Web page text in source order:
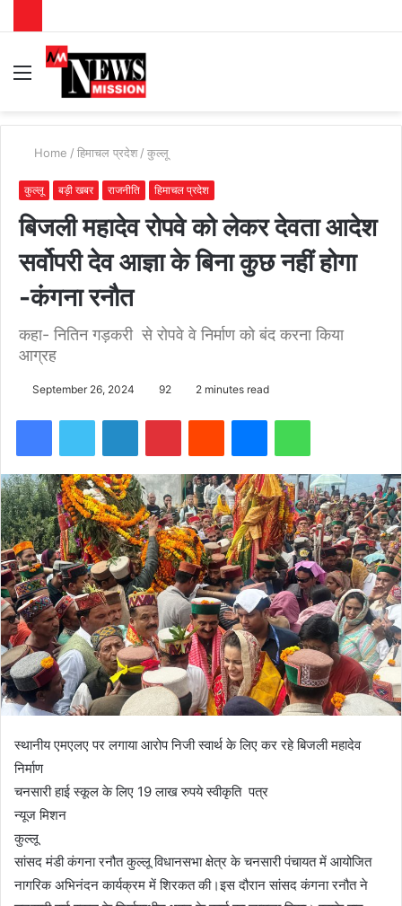
Menu
Home / हिमाचल प्रदेश / कुल्लू
कुल्लू बड़ी खबर राजनीति हिमाचल प्रदेश
बिजली महादेव रोपवे को लेकर देवता आदेश
सर्वोपरी देव आज्ञा के बिना कुछ नहीं होगा
-कंगना रनौत
कहा- नितिन गड़करी से रोपवे वे निर्माण को बंद करना किया
आग्रह
September 26, 2024 92 2 minutes read
स्थानीय एमएलए पर लगाया आरोप निजी स्वार्थ के लिए कर रहे बिजली महादेव
निर्माण
चनसारी हाई स्कूल के लिए 19 लाख रुपये स्वीकृति पत्र
न्यूज मिशन
कुल्लू
सांसद मंडी कंगना रनौत कुल्लू विधानसभा क्षेत्र के चनसारी पंचायत में आयोजित
नागरिक अभिनंदन कार्यक्रम में शिरकत की।इस दौरान सांसद कंगना रनौत ने